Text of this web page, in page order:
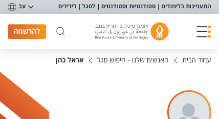
תפריט נגישות
התעניינות בלימודים סטודנטיות וסטודנטים לסגל לידידים עב
להרשמה
עמוד הבית האנשים שלנו - חיפוש סגל אראל כהן